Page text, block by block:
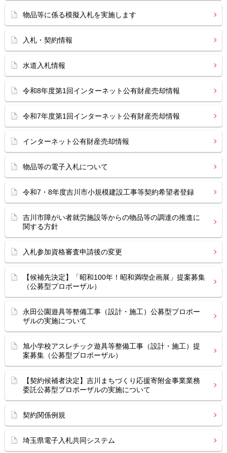
物品等に係る模擬入札を実施します
入札・契約情報
水道入札情報
令和8年度第1回インターネット公有財産売却情報
令和7年度第1回インターネット公有財産売却情報
インターネット公有財産売却情報
物品等の電子入札について
令和7・8年度吉川市小規模建設工事等契約希望者登録
吉川市障がい者就労施設等からの物品等の調達の推進に
関する方針
入札参加資格審査申請後の変更
【候補先決定】「昭和100年！昭和満喫企画展」提案募集
（公募型プロポーザル）
永田公園遊具等整備工事（設計・施工）公募型プロポー
ザルの実施について
旭小学校アスレチック遊具等整備工事（設計・施工）提
案募集（公募型プロポーザル）
【契約候補者決定】吉川まちづくり応援寄附金事業業務
委託公募型プロポーザルの実施について
契約関係例規
埼玉県電子入札共同システム